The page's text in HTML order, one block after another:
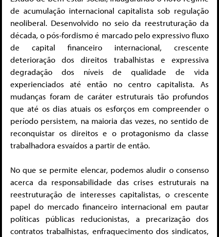
de acumulação internacional capitalista sob regulação
neoliberal. Desenvolvido no seio da reestruturação da
década, o pós-fordismo é marcado pelo expressivo fluxo
de capital financeiro internacional, crescente
deterioração dos direitos trabalhistas e expressiva
degradação dos níveis de qualidade de vida
experienciados até então no centro capitalista. As
mudanças foram de caráter estruturais tão profundos
que até os dias atuais os esforços em compreender o
período persistem, na maioria das vezes, no sentido de
reconquistar os direitos e o protagonismo da classe
trabalhadora esvaídos a partir de então.
No que se permite elencar, podemos aludir o consenso
acerca da responsabilidade das crises estruturais na
reestruturação de interesses capitalistas, o crescente
papel do mercado financeiro internacional em pautar
políticas públicas reducionistas, a precarização dos
contratos trabalhistas, enfraquecimento dos sindicatos,